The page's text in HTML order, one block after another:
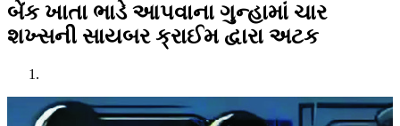
બેંક ખાતા ભાડે આપવાના ગુન્હામાં ચાર
શખ્સની સાયબર ક્રાઈમ દ્વારા અટક